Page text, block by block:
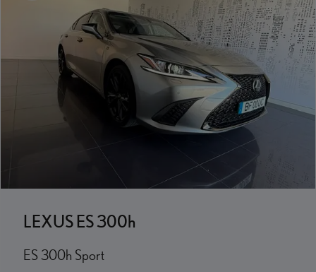
LEXUS ES 300h
ES 300h Sport